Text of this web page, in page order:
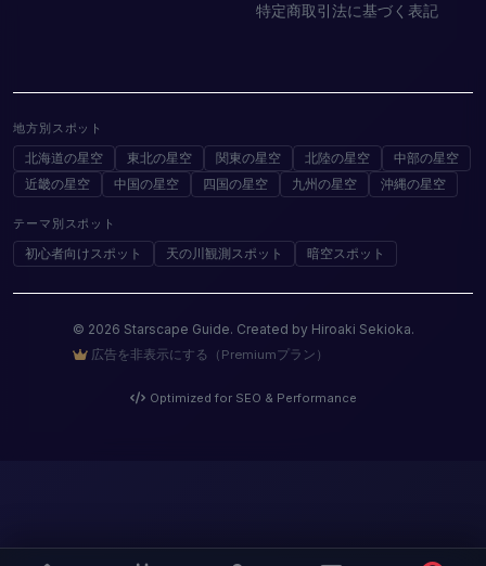
特定商取引法に基づく表記
地方別スポット
北海道の星空 東北の星空 関東の星空 北陸の星空
中部の星空
近畿の星空
中国の星空 四国の星空 九州の星空 沖縄の星空
テーマ別スポット
初心者向けスポット 天の川観測スポット 暗空スポット
© 2026 Starscape Guide. Created by Hiroaki Sekioka.
広告を非表示にする（Premiumプラン）
Optimized for SEO & Performance